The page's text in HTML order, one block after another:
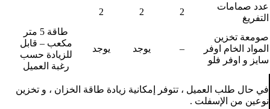
عدد صمامات
التفريغ
2
2
2
صومعة تخزين
المواد الخام اوفر
سايز و اوفر فلو
– يوجد يوجد
طاقة 5 متر
مكعب – قابل
للزيادة حسب
رغبة العميل
في حال طلب العميل ، تتوفر إمكانية زيادة طاقة الخزان ، و تخزين
نوعين من الإسفلت .